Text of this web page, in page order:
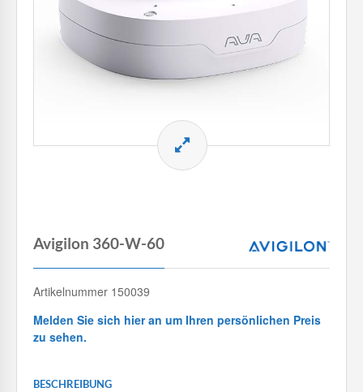
Avigilon 360-W-60
Artikelnummer 150039
Melden Sie sich hier an um Ihren persönlichen Preis
zu sehen.
BESCHREIBUNG